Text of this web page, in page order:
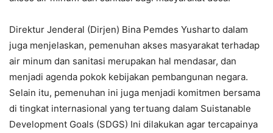
Direktur Jenderal (Dirjen) Bina Pemdes Yusharto dalam
juga menjelaskan, pemenuhan akses masyarakat terhadap
air minum dan sanitasi merupakan hal mendasar, dan
menjadi agenda pokok kebijakan pembangunan negara.
Selain itu, pemenuhan ini juga menjadi komitmen bersama
di tingkat internasional yang tertuang dalam Suistanable
Development Goals (SDGS) Ini dilakukan agar tercapainya